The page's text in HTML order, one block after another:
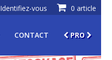
0 article
Identifiez-vous
CONTACT PRO